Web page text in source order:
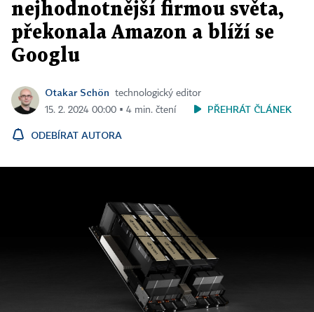
nejhodnotnější firmou světa,
překonala Amazon a blíží se
Googlu
Otakar Schön
technologický editor
15. 2. 2024 00:00 ▪ 4 min. čtení
PŘEHRÁT ČLÁNEK
ODEBÍRAT AUTORA